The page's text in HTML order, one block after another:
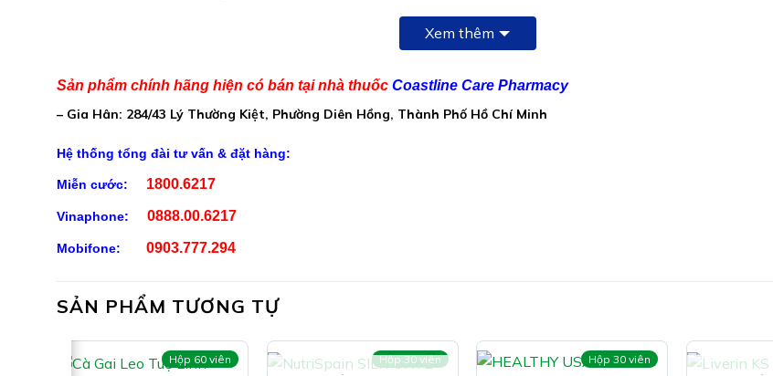
Cúc hoa trắng: 300mg
Diệp hạ châu: 100mg
Vitamin C: 70mg
Tá dược: Acid citric, natri bicarbonate, sucrose vừa đủ 7g
Xem thêm
Sản phẩm chính hãng hiện có bán tại nhà thuốc Coastline Care Pharmacy
– Gia Hân: 284/43 Lý Thường Kiệt, Phường Diên Hồng, Thành Phố Hồ Chí Minh
Hệ thống tổng đài tư vấn & đặt hàng:
Miễn cước: 1800.6217
Vinaphone: 0888.00.6217
Mobifone: 0903.777.294
SẢN PHẨM TƯƠNG TỰ
Hộp 60 viên Hộp 30 viên Hộp 30 viên